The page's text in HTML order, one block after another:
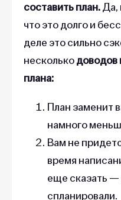
составить план.Да,
что это долго и
деле это сильно
несколькодоводов
плана:
План заменит
намного
Вам не
время
еще сказать —
спланировали.